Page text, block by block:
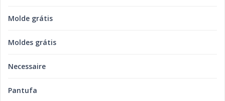
Molde grátis
Moldes grátis
Necessaire
Pantufa